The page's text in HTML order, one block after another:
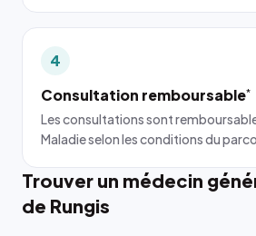
4
Consultation remboursable*
Les consultations sont
Maladie selon les conditions du
Trouver un médecin
de Rungis